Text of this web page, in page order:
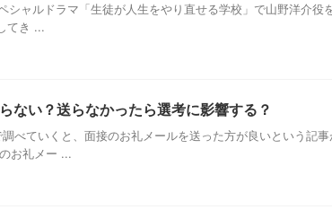
シャルドラマ「生徒が人生をやり直せる学校」で山野洋介
てき ...
ない？送らなかったら選考に影響する？
べていくと、面接のお礼メールを送った方が良いという記
お礼メー ...